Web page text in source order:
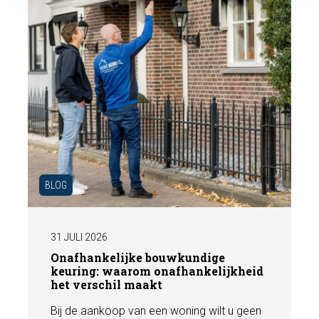
BLOG
31 JULI 2026
Onafhankelijke bouwkundige
keuring: waarom onafhankelijkheid
het verschil maakt
Bij de aankoop van een woning wilt u geen